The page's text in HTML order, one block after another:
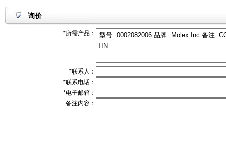
询价
*所需产品：
*联系人：
*联系电话：
*电子邮箱：
备注内容：